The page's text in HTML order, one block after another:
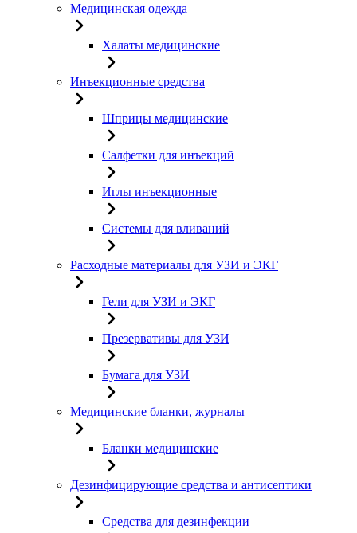
Медицинская одежда
Халаты медицинские
Инъекционные средства
Шприцы медицинские
Салфетки для инъекций
Иглы инъекционные
Системы для вливаний
Расходные материалы для УЗИ и ЭКГ
Гели для УЗИ и ЭКГ
Презервативы для УЗИ
Бумага для УЗИ
Медицинские бланки, журналы
Бланки медицинские
Дезинфицирующие средства и антисептики
Средства для дезинфекции